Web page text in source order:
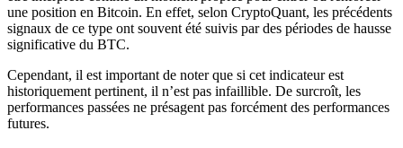
une position en Bitcoin. En effet, selon CryptoQuant, les précédents
signaux de ce type ont souvent été suivis par des périodes de hausse
significative du BTC.
Cependant, il est important de noter que si cet indicateur est
historiquement pertinent, il n’est pas infaillible. De surcroît, les
performances passées ne présagent pas forcément des performances
futures.